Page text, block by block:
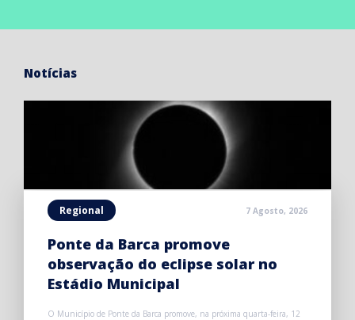
Notícias
Regional 7 Agosto, 2026
Ponte da Barca promove
observação do eclipse solar no
Estádio Municipal
O Município de Ponte da Barca promove, na próxima quarta-feira, 12